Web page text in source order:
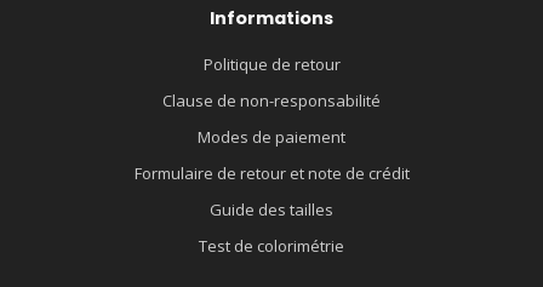
Informations
Politique de retour
Clause de non-responsabilité
Modes de paiement
Formulaire de retour et note de crédit
Guide des tailles
Test de colorimétrie